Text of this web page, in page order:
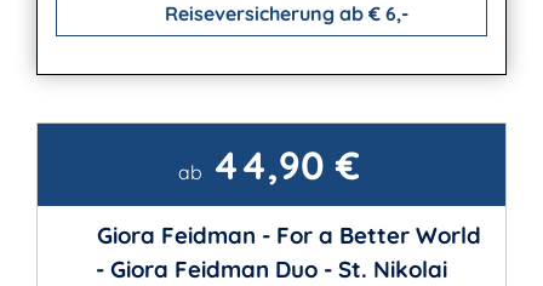
Reiseversicherung ab € 6,-
Kontaktab 44,90 €
Giora Feidman - For a Better World
- Giora Feidman Duo - St. Nikolai